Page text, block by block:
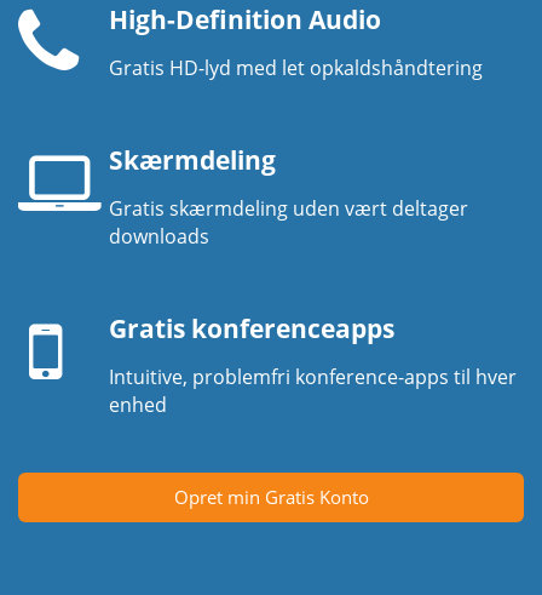
High-Definition Audio
Gratis HD-lyd med let opkaldshåndtering
Skærmdeling
Gratis skærmdeling uden vært deltager
downloads
enhedGratis konferenceapps
Intuitive, problemfri konference-apps til hver
enhed
Opret min Gratis Konto